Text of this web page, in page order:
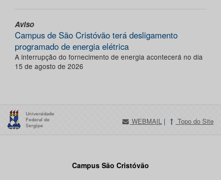
Aviso
Campus de São Cristóvão terá desligamento
programado de energia elétrica
A interrupção do fornecimento de energia acontecerá no dia
15 de agosto de 2026
WEBMAIL | Topo do Site
Campus São Cristóvão